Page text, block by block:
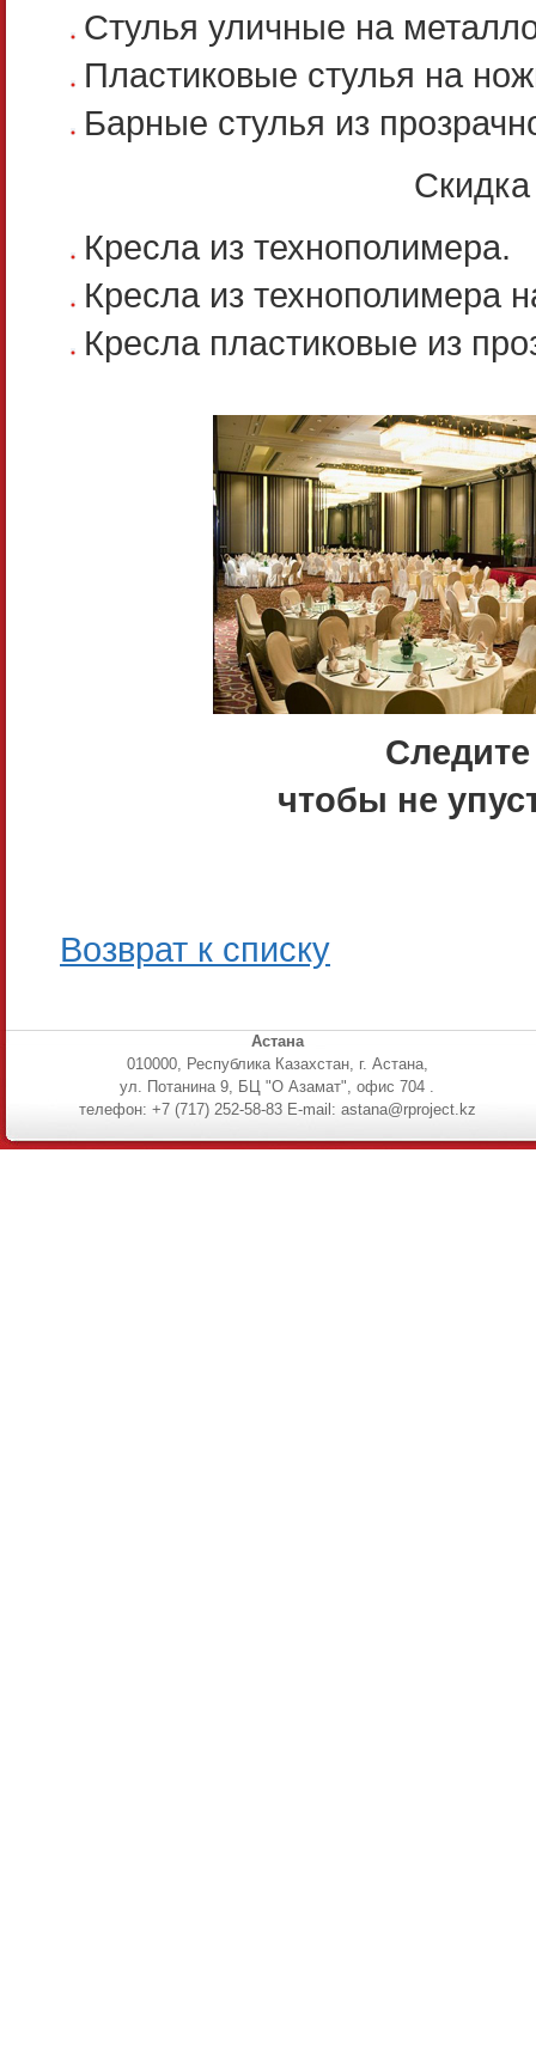
Стулья уличные на
Пластиковые стулья на
Барные стулья из
Кресла из технополимера.
Кресла из технополимера
Кресла пластиковые из
чтобы не
Возврат к списку
Астана
010000, Республика Казахстан, г. Астана,
ул. Потанина 9, БЦ "О Азамат", офис 704 .
телефон: +7 (717) 252-58-83 E-mail: astana@rproject.kz